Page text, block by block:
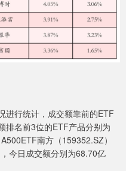
进行统计，成交额靠前的ETF
排名前3位的ETF产品分别为
南方（159352.SZ）
今日成交额分别为68.70亿